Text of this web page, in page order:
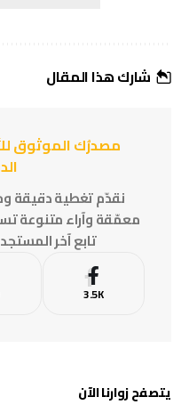
شارك هذا المقال
مصدرُك الموثوق
نقدّم تغطية دقيقة
معمّقة وآراء متنوعة
تابع آخر
3.5K
يتصفح زوارنا الآن